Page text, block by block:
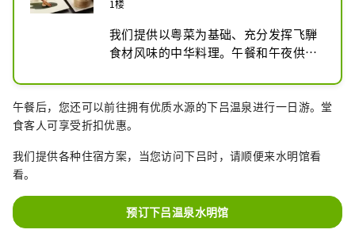
1楼
我们提供以粤菜为基础、充分发挥飞騨
食材风味的中华料理。午餐和午夜供应
条。
午餐后，您还可以前往拥有优质水源的下吕温泉进行一日游。堂
食客人可享受折扣优惠。
我们提供各种住宿方案，当您访问下吕时，请顺便来水明馆看
看。
预订下吕温泉水明馆